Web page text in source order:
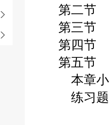
第二节
第三节
第四节
第五节
本章小
练习题